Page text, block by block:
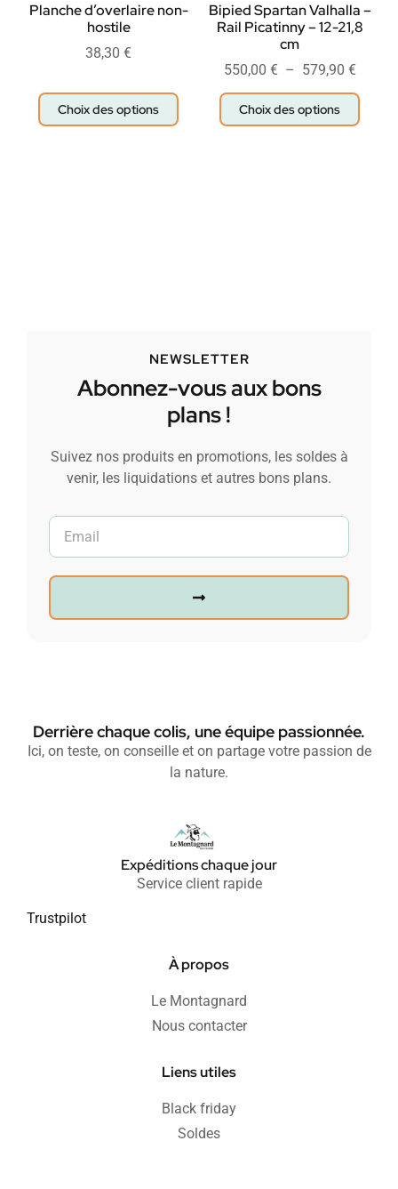
Planche d’overlaire non-
hostile
38,30 €
Choix des options
Bipied Spartan Valhalla –
Rail Picatinny – 12-21,8
cm
550,00 € – 579,90 €
Choix des options
NEWSLETTER
Abonnez-vous aux bons
plans !
Suivez nos produits en promotions, les soldes à
venir, les liquidations et autres bons plans.
Derrière chaque colis, une équipe passionnée.
Ici, on teste, on conseille et on partage votre passion de
la nature.
Expéditions chaque jour
Service client rapide
Trustpilot
À propos
Le Montagnard
Nous contacter
Liens utiles
Black friday
Soldes